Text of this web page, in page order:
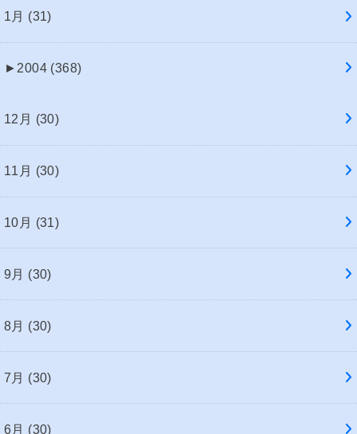
1月 (31)
► 2004 (368)
12月 (30)
11月 (30)
10月 (31)
9月 (30)
8月 (30)
7月 (30)
6月 (30)